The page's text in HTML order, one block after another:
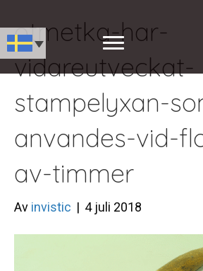
otmetka-har-
vidareutveckat-
stampelyxan-
anvandes-vid-
av-timmer
Av invistic | 4 juli 2018